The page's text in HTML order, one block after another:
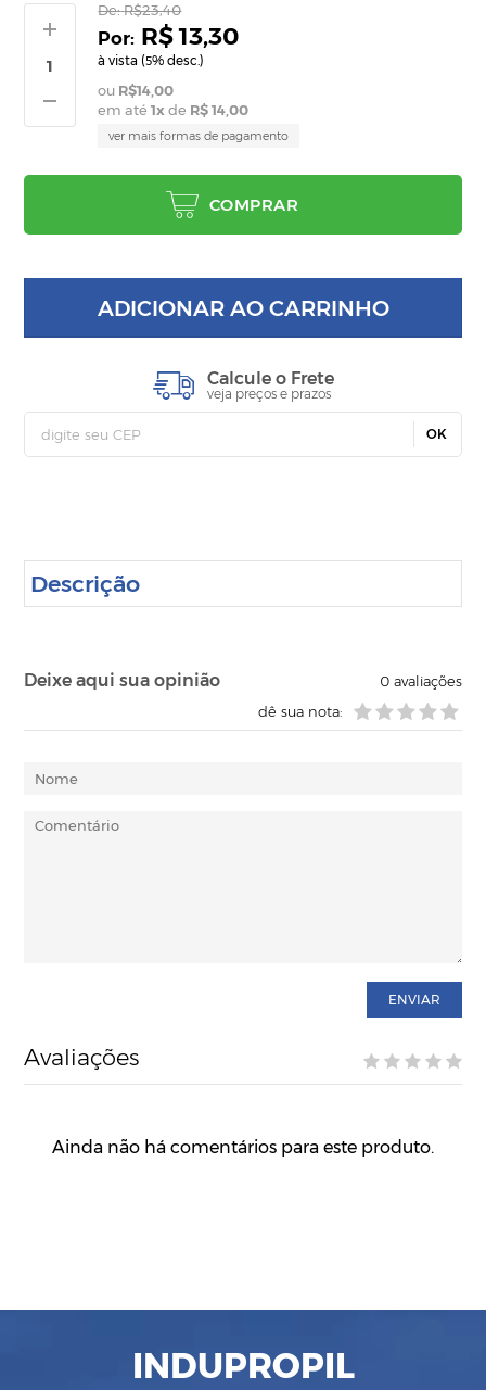
R$ 13,30
à vista (5% desc.)
De:R$23,40
R$14,00
em até1x de R$ 14,00
ver mais formas de pagamento
COMPRAR
ADICIONAR AO CARRINHO
Calcule o Frete
veja preços e prazos
OK
Descrição
Deixe aqui sua opinião 0avaliações
dê sua nota:
ENVIAR
Avaliações
Ainda não há comentários para este produto.
INDUPROPIL